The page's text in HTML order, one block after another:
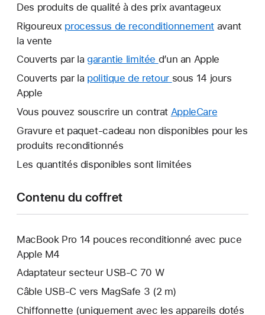
Des produits de qualité à des prix avantageux
Rigoureux processus de reconditionnement avant
la vente
Couverts par la garantie limitée Une
nouvelle
d’un an Apple
Couverts par la politique de retour Une
fenêtre
sous 14 jours
Apple
Vous pouvez souscrire un contrat AppleCare
nouvelle
Gravure et paquet-cadeau non disponibles pour les
produits reconditionnés
Les quantités disponibles sont limitées
Contenu du coffret
MacBook Pro 14 pouces reconditionné avec puce
Apple M4
Adaptateur secteur USB‑C 70 W
Câble USB-C vers MagSafe 3 (2 m)
Chiffonnette (uniquement avec les appareils dotés